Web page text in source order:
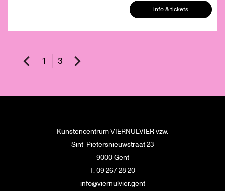
info & tickets
1 3
Kunstencentrum VIERNULVIER vzw.
Sint-Pietersnieuwstraat 23
9000 Gent
T. 09 267 28 20
info@viernulvier.gent